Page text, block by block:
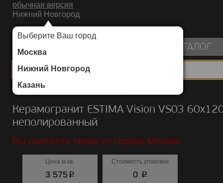
обычная версия
Нижний Новгород
Выберите Ваш город
Москва
Нижний Новгород
Казань
ИНТЕРНЕТ-МАГАЗИН НАПОЛЬНЫХ ПОКРЫТИЙ
КАТАЛОГ
Каталог/Керамогранит/ESTIMA/Vision
Керамогранит ESTIMA Vision VS03
неполированный
Вы смотрите товар из города Москва.
Цена м.кв.
3 575p
Стоимость упаковок
0 p